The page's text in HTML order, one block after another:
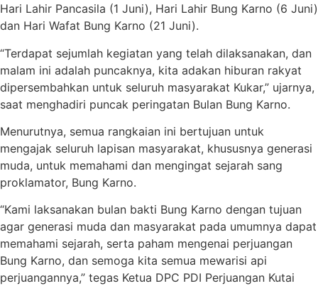
Hari Lahir Pancasila (1 Juni), Hari Lahir Bung Karno (6 Juni)
dan Hari Wafat Bung Karno (21 Juni).
“Terdapat sejumlah kegiatan yang telah dilaksanakan, dan
malam ini adalah puncaknya, kita adakan hiburan rakyat
dipersembahkan untuk seluruh masyarakat Kukar,” ujarnya,
saat menghadiri puncak peringatan Bulan Bung Karno.
Menurutnya, semua rangkaian ini bertujuan untuk
mengajak seluruh lapisan masyarakat, khususnya generasi
muda, untuk memahami dan mengingat sejarah sang
proklamator, Bung Karno.
“Kami laksanakan bulan bakti Bung Karno dengan tujuan
agar generasi muda dan masyarakat pada umumnya dapat
memahami sejarah, serta paham mengenai perjuangan
Bung Karno, dan semoga kita semua mewarisi api
perjuangannya,” tegas Ketua DPC PDI Perjuangan Kutai